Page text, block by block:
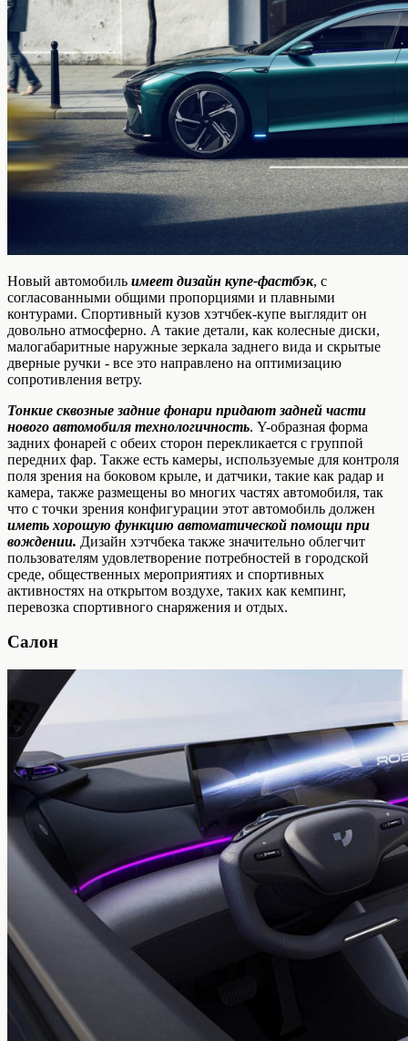
Новый автомобиль имеет дизайн купе-фастбэк, с
согласованными общими пропорциями и плавными
контурами. Спортивный кузов хэтчбек-купе выглядит он
довольно атмосферно. А такие детали, как колесные диски,
малогабаритные наружные зеркала заднего вида и скрытые
дверные ручки - все это направлено на оптимизацию
сопротивления ветру.
Тонкие сквозные задние фонари придают задней части
нового автомобиля технологичность. Y-образная форма
задних фонарей с обеих сторон перекликается с группой
передних фар. Также есть камеры, используемые для контроля
поля зрения на боковом крыле, и датчики, такие как радар и
камера, также размещены во многих частях автомобиля, так
что с точки зрения конфигурации этот автомобиль должен
иметь хорошую функцию автоматической помощи при
вождении. Дизайн хэтчбека также значительно облегчит
пользователям удовлетворение потребностей в городской
среде, общественных мероприятиях и спортивных
активностях на открытом воздухе, таких как кемпинг,
перевозка спортивного снаряжения и отдых.
Салон